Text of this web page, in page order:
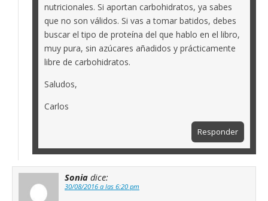
nutricionales. Si aportan carbohidratos, ya sabes
que no son válidos. Si vas a tomar batidos, debes
buscar el tipo de proteína del que hablo en el libro,
muy pura, sin azúcares añadidos y prácticamente
libre de carbohidratos.
Saludos,
Carlos
Responder
Sonia dice:
30/08/2016 a las 6:20 pm